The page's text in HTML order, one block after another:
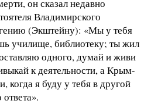
он сказал недавно
Владимирского
(Экштейну): «Мы у тебя
училище, библиотеку; ты жил
одного, думай и живи
к деятельности, а Крым-
когда я буду у тебя в другой